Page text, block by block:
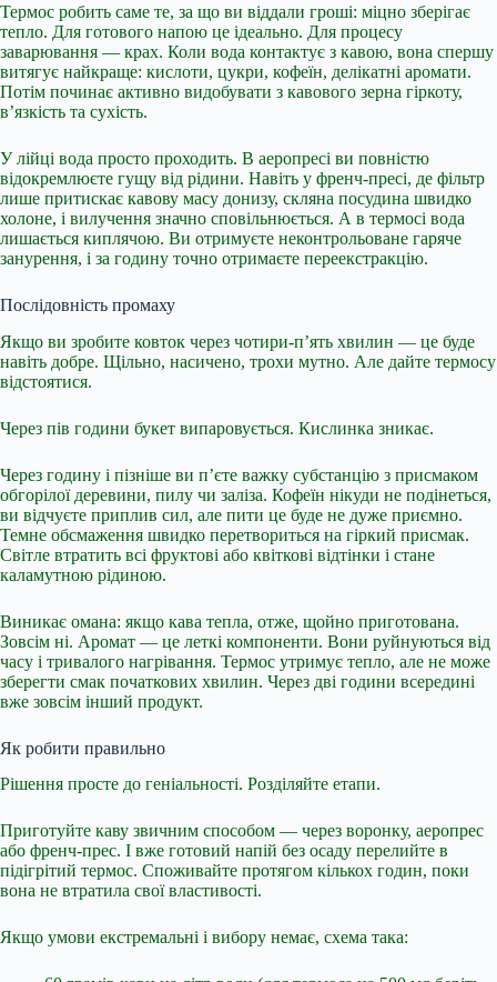
Термос робить саме те, за що ви віддали гроші: міцно зберігає
тепло. Для готового напою це ідеально. Для процесу
заварювання — крах. Коли вода контактує з кавою, вона спершу
витягує найкраще: кислоти, цукри, кофеїн, делікатні аромати.
Потім починає активно видобувати з кавового зерна гіркоту,
в’язкість та сухість.
У лійці вода просто проходить. В аеропресі ви повністю
відокремлюєте гущу від рідини. Навіть у френч-пресі, де фільтр
лише притискає кавову масу донизу, скляна посудина швидко
холоне, і вилучення значно сповільнюється. А в термосі вода
лишається киплячою. Ви отримуєте неконтрольоване гаряче
занурення, і за годину точно отримаєте переекстракцію.
Послідовність промаху
Якщо ви зробите ковток через чотири-п’ять хвилин — це буде
навіть добре. Щільно, насичено, трохи мутно. Але дайте термосу
відстоятися.
Через пів години букет випаровується. Кислинка зникає.
Через годину і пізніше ви п’єте важку субстанцію з присмаком
обгорілої деревини, пилу чи заліза. Кофеїн нікуди не подінеться,
ви відчуєте приплив сил, але пити це буде не дуже приємно.
Темне обсмаження швидко перетвориться на гіркий присмак.
Світле втратить всі фруктові або квіткові відтінки і стане
каламутною рідиною.
Виникає омана: якщо кава тепла, отже, щойно приготована.
Зовсім ні. Аромат — це леткі компоненти. Вони руйнуються від
часу і тривалого нагрівання. Термос утримує тепло, але не може
зберегти смак початкових хвилин. Через дві години всередині
вже зовсім інший продукт.
Як робити правильно
Рішення просте до геніальності. Розділяйте етапи.
Приготуйте каву звичним способом — через воронку, аеропрес
або френч-прес. І вже готовий напій без осаду перелийте в
підігрітий термос. Споживайте протягом кількох годин, поки
вона не втратила свої властивості.
Якщо умови екстремальні і вибору немає, схема така: